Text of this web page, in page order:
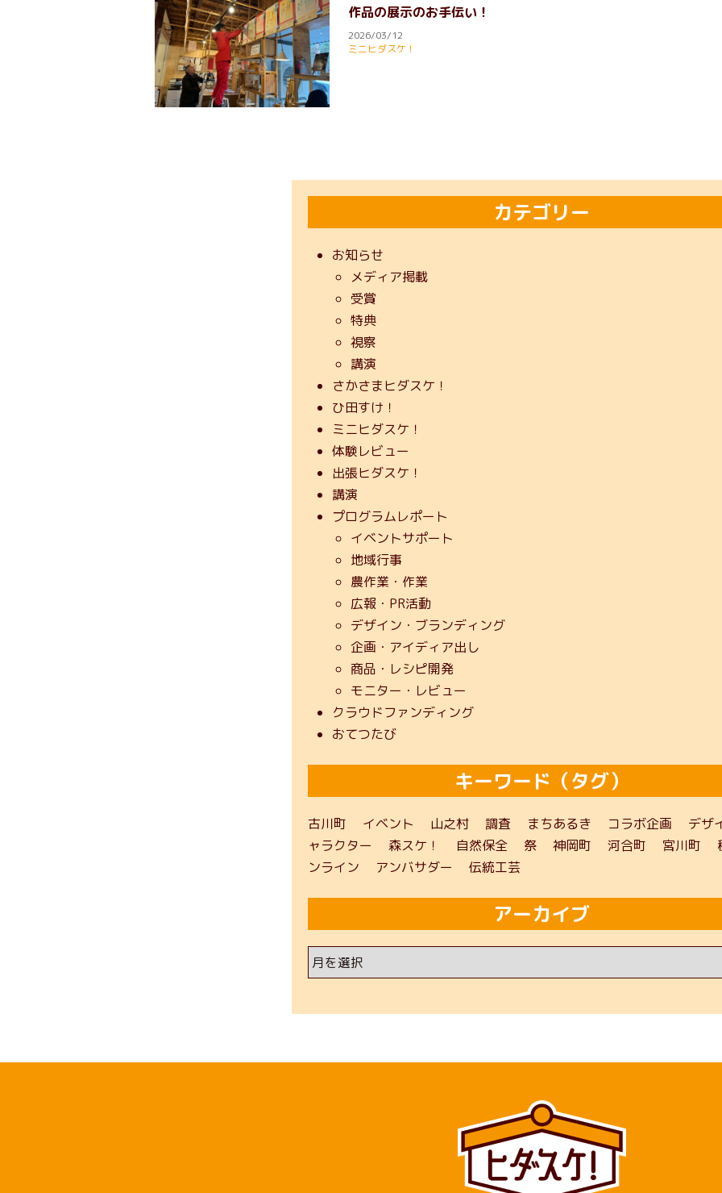
作品の展示のお手伝い！
2026/03/12
ミニヒダスケ！
カテゴリー
お知らせ
メディア掲載
受賞
特典
視察
講演
さかさまヒダスケ！
ひ田すけ！
ミニヒダスケ！
体験レビュー
出張ヒダスケ！
講演
プログラムレポート
イベントサポート
地域行事
農作業・作業
広報・PR活動
デザイン・ブランディング
企画・アイディア出し
商品・レシピ開発
モニター・レビュー
クラウドファンディング
おてつたび
キーワード（タグ）
古川町 イベント 山之村 調査 まちあるき コラボ企画
デザ
ャラクター
森スケ！ 自然保全 祭 神岡町 河合町 宮川町
ンライン
アンバサダー 伝統工芸
アーカイブ
ア
ー